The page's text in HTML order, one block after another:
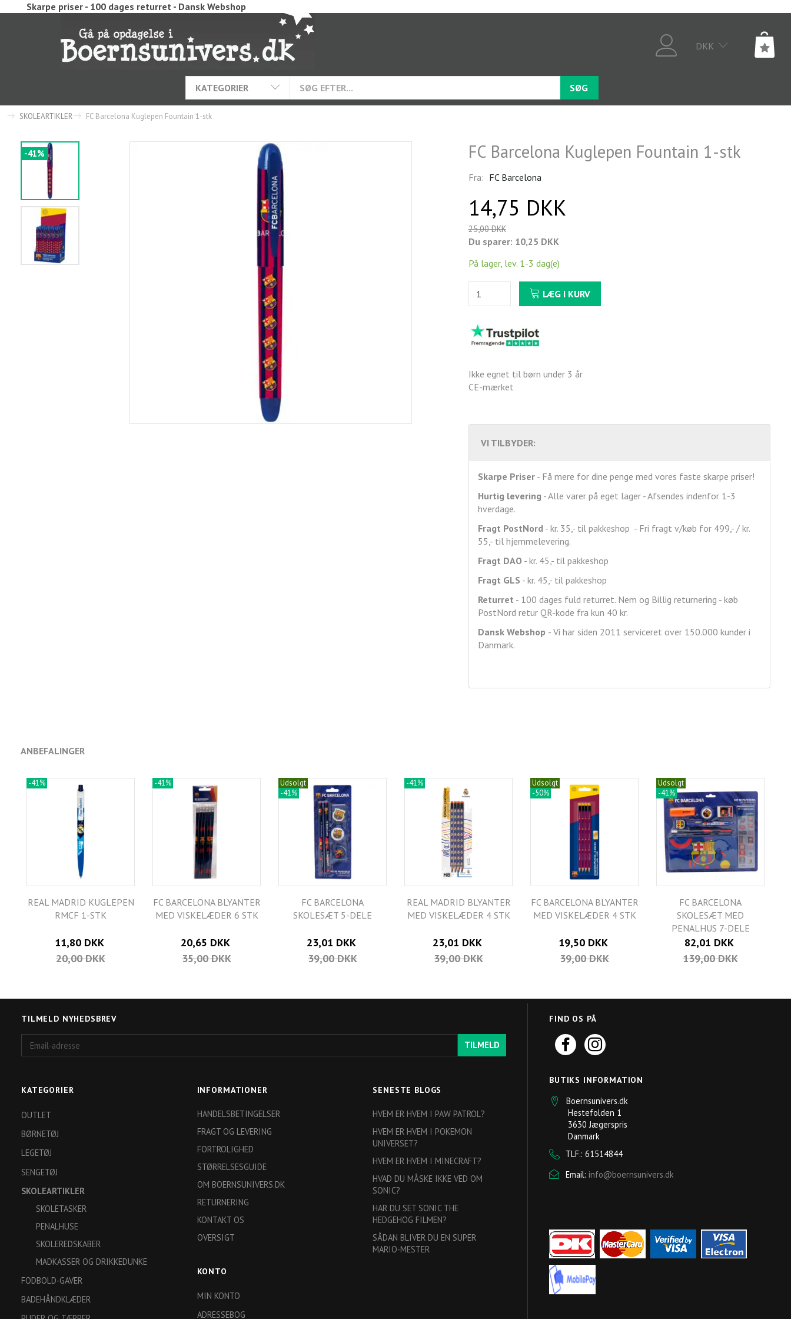
Skarpe priser - 100 dages returret - Dansk Webshop
DKK
KATEGORIER SØG
SKOLEARTIKLER FC Barcelona Kuglepen Fountain 1-stk
-41% FC Barcelona Kuglepen Fountain 1-stk
Fra: FC Barcelona
14,75 DKK
25,00 DKK
Du sparer: 10,25 DKK
På lager, lev. 1-3 dag(e)
LÆG I KURV
Ikke egnet til børn under 3 år
CE-mærket
VI TILBYDER:
Skarpe Priser- Få mere for dine penge med vores faste skarpe priser!
Hurtig levering - Alle varer på eget lager - Afsendes indenfor 1-3
hverdage.
Fragt PostNord- kr. 35,- til pakkeshop - Fri fragt v/køb for 499,- / kr.
55,- til hjemmelevering.
Fragt DAO - kr. 45,- til pakkeshop
Fragt GLS - kr. 45,- til pakkeshop
Returret - 100 dages fuld returret. Nem og Billig returnering - køb
PostNord retur QR-kode fra kun 40 kr.
Dansk Webshop - Vi har siden 2011 serviceret over 150.000 kunder i
Danmark.
ANBEFALINGER
-41%
REAL MADRID KUGLEPEN
RMCF 1-STK
11,80 DKK
20,00 DKK
-41%
FC BARCELONA BLYANTER
MED VISKELÆDER 6 STK
20,65 DKK
35,00 DKK
Udsolgt
-41%
FC BARCELONA
SKOLESÆT 5-DELE
23,01 DKK
39,00 DKK
-41%
REAL MADRID BLYANTER
MED VISKELÆDER 4 STK
23,01 DKK
39,00 DKK
Udsolgt
-50%
FC BARCELONA BLYANTER
MED VISKELÆDER 4 STK
19,50 DKK
39,00 DKK
Udsolgt
-41%
FC BARCELONA
SKOLESÆT MED
PENALHUS 7-DELE
82,01 DKK
139,00 DKK
TILMELD NYHEDSBREV
adresse
TILMELD
KATEGORIER
OUTLET
BØRNETØJ
LEGETØJ
SENGETØJ
SKOLEARTIKLER
SKOLETASKER
PENALHUSE
SKOLEREDSKABER
MADKASSER OG DRIKKEDUNKE
FODBOLD-GAVER
BADEHÅNDKLÆDER
INFORMATIONER
HANDELSBETINGELSER
FRAGT OG LEVERING
FORTROLIGHED
STØRRELSESGUIDE
OM BOERNSUNIVERS.DK
RETURNERING
KONTAKT OS
OVERSIGT
KONTO
MIN KONTO
ADRESSEBOG
SENESTE BLOGS
HVEM ER HVEM I PAW PATROL?
HVEM ER HVEM I POKEMON
UNIVERSET?
HVEM ER HVEM I MINECRAFT?
HVAD DU MÅSKE IKKE VED OM
SONIC?
HAR DU SET SONIC THE
HEDGEHOG FILMEN?
SÅDAN BLIVER DU EN SUPER
MARIO-MESTER
FIND OS PÅ
BUTIKS INFORMATION
Boernsunivers.dk
Hestefolden 1
3630 Jægerspris
Danmark
TLF.: 61514844
Email: info@boernsunivers.dk